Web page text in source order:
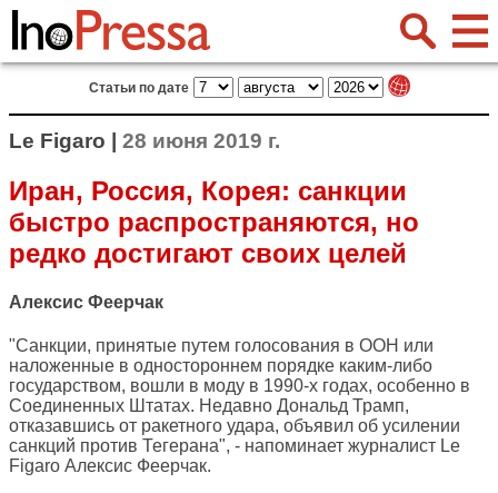
Статьи по дате
Le Figaro | 28 июня 2019 г.
Иран, Россия, Корея: санкции
быстро распространяются, но
редко достигают своих целей
Алексис Феерчак
"Санкции, принятые путем голосования в ООН или
наложенные в одностороннем порядке каким-либо
государством, вошли в моду в 1990-х годах, особенно в
Соединенных Штатах. Недавно Дональд Трамп,
отказавшись от ракетного удара, объявил об усилении
санкций против Тегерана", - напоминает журналист Le
Figaro Алексис Феерчак.